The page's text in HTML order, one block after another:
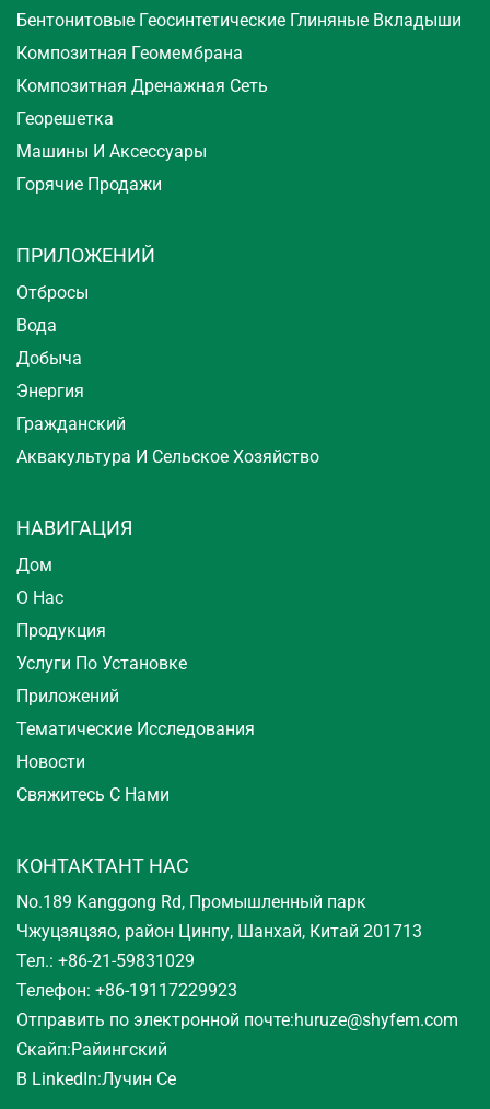
Бентонитовые Геосинтетические Глиняные Вкладыши
Композитная Геомембрана
Композитная Дренажная Сеть
Георешетка
Машины И Аксессуары
Горячие Продажи
ПРИЛОЖЕНИЙ
Отбросы
Вода
Добыча
Энергия
Гражданский
Аквакультура И Сельское Хозяйство
НАВИГАЦИЯ
Дом
О Нас
Продукция
Услуги По Установке
Приложений
Тематические Исследования
Новости
Свяжитесь С Нами
КОНТАКТАНТ НАС
No.189 Kanggong Rd, Промышленный парк
Чжуцзяцзяо, район Цинпу, Шанхай, Китай 201713
Тел.: +86-21-59831029
Телефон: +86-19117229923
Отправить по электронной почте:huruze@shyfem.com
Скайп:Райингский
В LinkedIn:Лучин Се